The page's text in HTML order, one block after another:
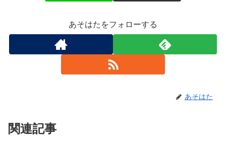
あそはたをフォローする
あそはた
関連記事